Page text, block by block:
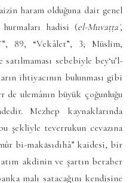
haram olduğuna dair genel
hadisi (el-Muvaṭṭaʾ,
89, “Vekâlet”, 3; Müslim,
sebebiyle bey‘u’l-
ihtiyacının bulunması gibi
de ulemânın büyük çoğunluğu
Mezhep kaynaklarında
şekliyle teverrukun cevazına
bi-makāsıdıhâ” kaidesi, bir
akdinin ve şartın beraber
malı satacağını kendisine